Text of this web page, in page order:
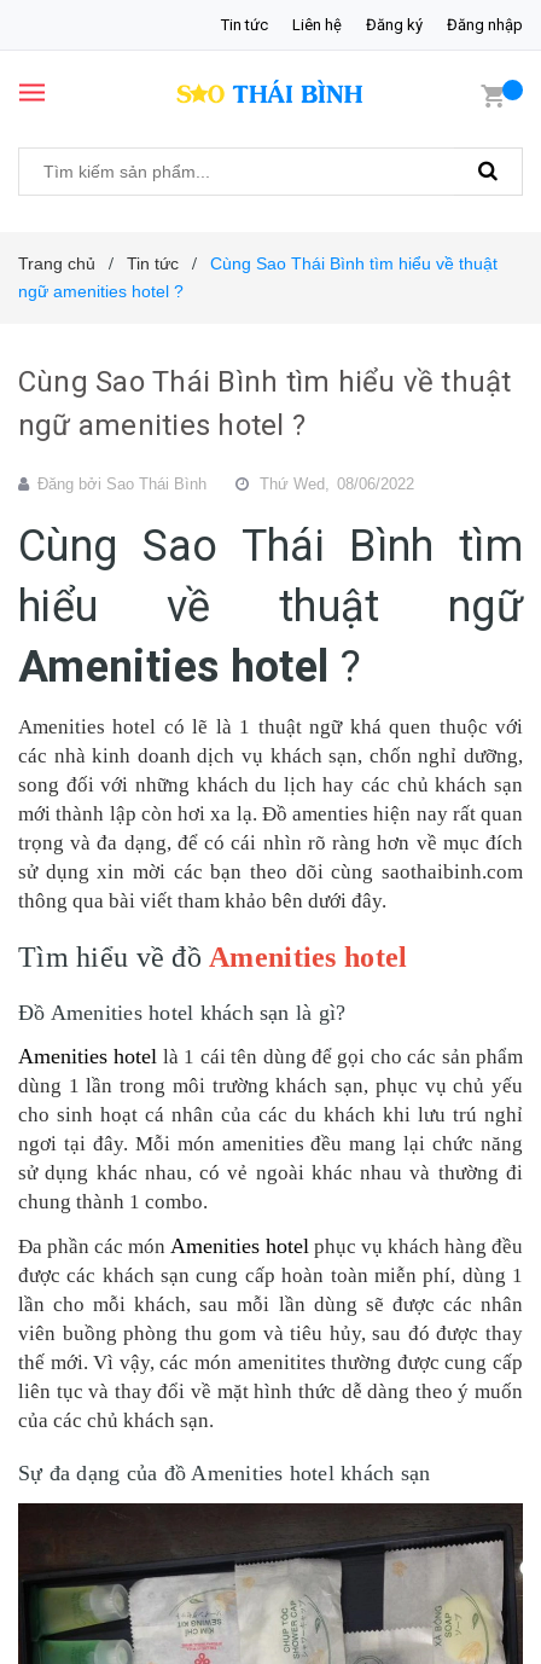
Tin tức Liên hệ Đăng ký Đăng nhập
Trang chủ / Tin tức /
Cùng Sao Thái Bình tìm hiểu về thuật
ngữ amenities hotel ?
Cùng Sao Thái Bình tìm hiểu về thuật
ngữ amenities hotel ?
Đăng bởi Sao Thái Bình Thứ Wed, 08/06/2022
Cùng Sao Thái Bình tìm
hiểu về thuật ngữ
Amenities hotel ?
Amenities hotel có lẽ là 1 thuật ngữ khá quen thuộc với
các nhà kinh doanh dịch vụ khách sạn, chốn nghỉ dưỡng,
song đối với những khách du lịch hay các chủ khách sạn
mới thành lập còn hơi xa lạ. Đồ amenties hiện nay rất quan
trọng và đa dạng, để có cái nhìn rõ ràng hơn về mục đích
sử dụng xin mời các bạn theo dõi cùng saothaibinh.com
thông qua bài viết tham khảo bên dưới đây.
Tìm hiểu về đồ Amenities hotel
Đồ Amenities hotel khách sạn là gì?
Amenities hotel là 1 cái tên dùng để gọi cho các sản phẩm
dùng 1 lần trong môi trường khách sạn, phục vụ chủ yếu
cho sinh hoạt cá nhân của các du khách khi lưu trú nghỉ
ngơi tại đây. Mỗi món amenities đều mang lại chức năng
sử dụng khác nhau, có vẻ ngoài khác nhau và thường đi
chung thành 1 combo.
Đa phần các món Amenities hotel phục vụ khách hàng đều
được các khách sạn cung cấp hoàn toàn miễn phí, dùng 1
lần cho mỗi khách, sau mỗi lần dùng sẽ được các nhân
viên buồng phòng thu gom và tiêu hủy, sau đó được thay
thế mới. Vì vậy, các món amenitites thường được cung cấp
liên tục và thay đổi về mặt hình thức dễ dàng theo ý muốn
của các chủ khách sạn.
Sự đa dạng của đồ Amenities hotel khách sạn